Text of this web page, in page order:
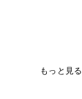
もっと見る